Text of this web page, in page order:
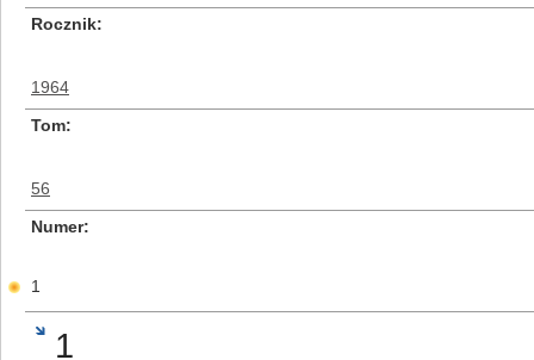
Rocznik
1964
Tom
56
Numer
1
1